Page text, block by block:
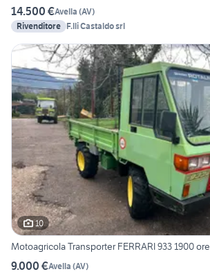
14.500 €Avella (AV)
Rivenditore F.lli Castaldo srl
10
Motoagricola Transporter FERRARI 933 1900 ore
9.000 €Avella (AV)